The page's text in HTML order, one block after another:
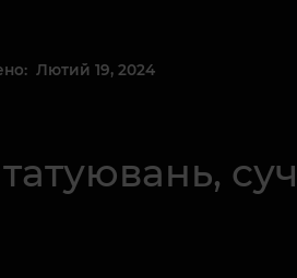
Лютий 19, 2024